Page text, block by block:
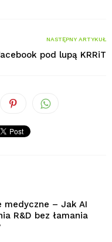
NASTĘPNY ARTYKUŁ
pod lupą KRRiT
medyczne – Jak AI
R&D bez łamania